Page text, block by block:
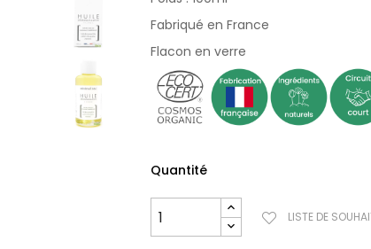
Fabriqué en France
Flacon en verre
Quantité
LISTE DE